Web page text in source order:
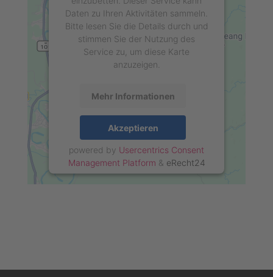
Daten zu Ihren Aktivitäten sammeln.
Bitte lesen Sie die Details durch und
stimmen Sie der Nutzung des
Service zu, um diese Karte
anzuzeigen.
Mehr Informationen
Akzeptieren
powered by Usercentrics Consent
Management Platform & eRecht24